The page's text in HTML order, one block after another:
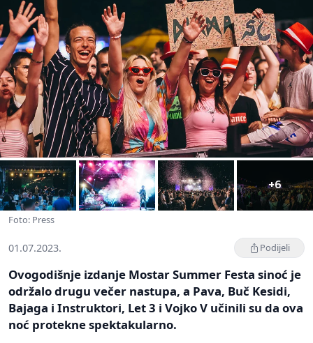
+6
Foto: Press
01.07.2023. Podijeli
Ovogodišnje izdanje Mostar Summer Festa sinoć je
održalo drugu večer nastupa, a Pava, Buč Kesidi,
Bajaga i Instruktori, Let 3 i Vojko V učinili su da ova
noć protekne spektakularno.